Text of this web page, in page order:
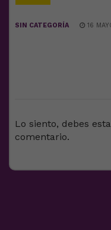
SIN CATEGORÍA 16
Lo siento, debes
comentario.